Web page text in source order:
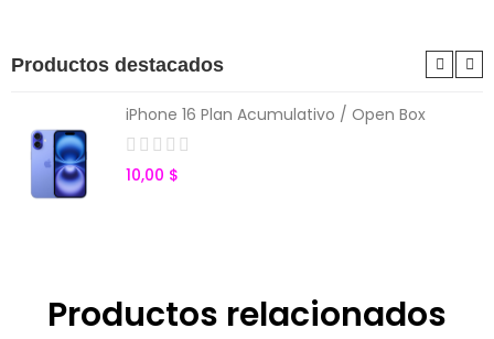
Productos destacados
iPhone 16 Plan Acumulativo / Open Box
10,00 $
Productos relacionados